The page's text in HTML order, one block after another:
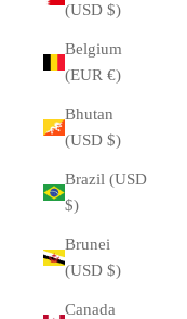
(USD $)
Belgium
(EUR €)
Bhutan
(USD $)
Brazil (USD
$)
Brunei
(USD $)
Canada